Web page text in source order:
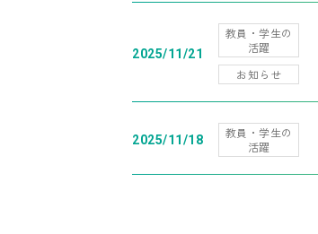
2025/11/21
教員・学生の
活躍
お知らせ
2025/11/18
教員・学生の
活躍